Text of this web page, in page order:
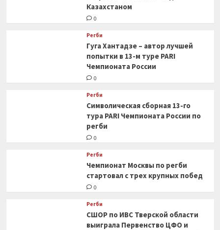
Казахстаном
0
Регби
Гуга Хантадзе – автор лучшей
попытки в 13-м туре PARI
Чемпионата России
0
Регби
Символическая сборная 13-го
тура PARI Чемпионата России по
регби
0
Регби
Чемпионат Москвы по регби
стартовал с трех крупных побед
0
Регби
СШОР по ИВС Тверской области
выиграла Первенство ЦФО и